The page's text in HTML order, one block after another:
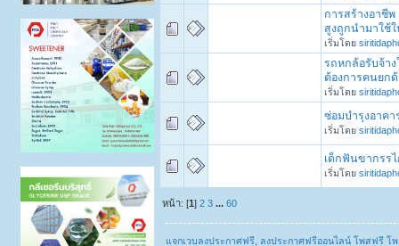
การสร้างอาชี
สูงถูกนำมาใช้
เริ่มโดย
รถหกล้อรับจ้าง
ต้องการคนยก
เริ่มโดย
ซ่อมบำรุงอาคา
เริ่มโดย
เด็กฟันขากรร
เริ่มโดย
หน้า: [1]2 3 ...60
แจกเวบลงประกาศฟรี, ลงประกาศฟรีออนไลน์ โพสฟรี โ